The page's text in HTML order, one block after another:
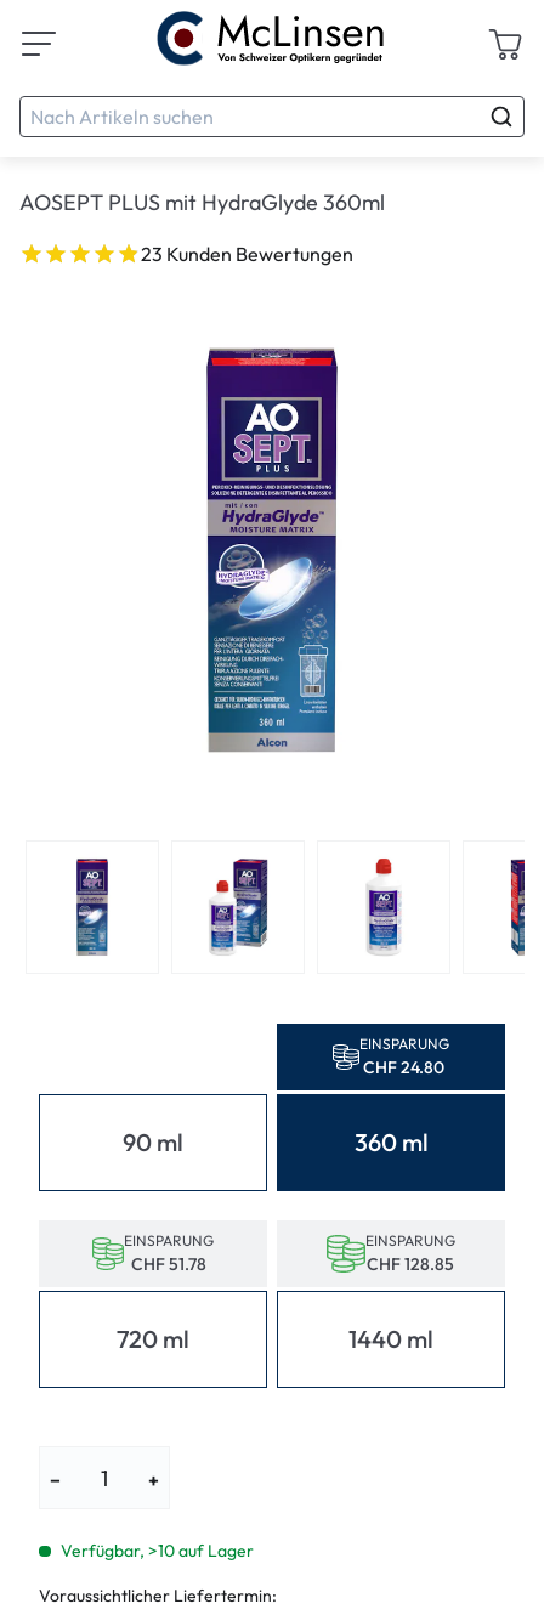
AOSEPT PLUS mit HydraGlyde 360ml
23 Kunden Bewertungen
90 ml
EINSPARUNG
CHF 24.80
360 ml
EINSPARUNG
CHF 51.78
720 ml
EINSPARUNG
CHF 128.85
1440 ml
− +
Verfügbar, >10 auf Lager
Voraussichtlicher Liefertermin: